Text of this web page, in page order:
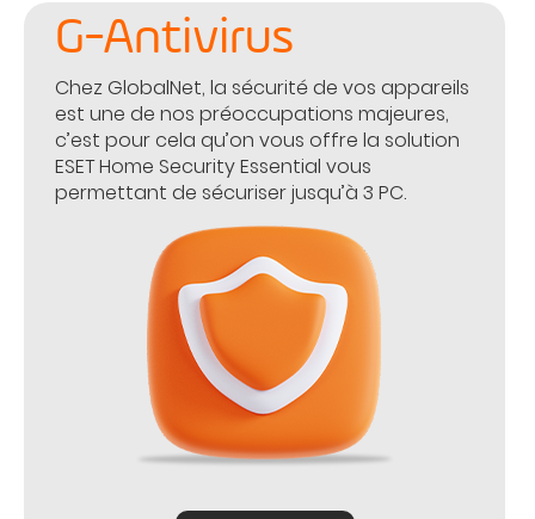
G-Antivirus
Chez GlobalNet, la sécurité de vos appareils
est une de nos préoccupations majeures,
c’est pour cela qu’on vous offre la solution
ESET Home Security Essential vous
permettant de sécuriser jusqu’à 3 PC.